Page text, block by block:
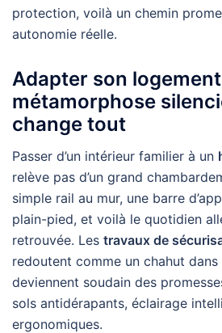
protection, voilà un chemin
autonomie réelle.
Adapter son
métamorphose
change tout
Passer d’un intérieur familier à un
relève pas d’un grand
simple rail au mur, une barre
plain-pied, et voilà le quotidien
retrouvée. Les travaux de
redoutent comme un chahut
deviennent soudain des
sols antidérapants, éclairage
ergonomiques.